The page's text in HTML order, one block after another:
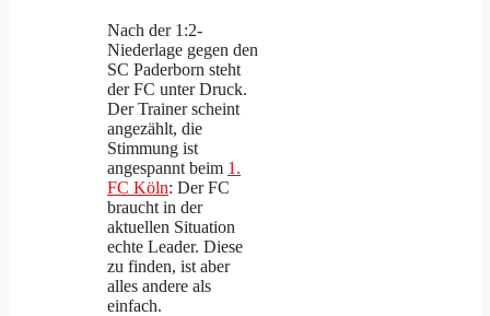
Nach der 1:2-
Niederlage gegen den
SC Paderborn steht
der FC unter Druck.
Der Trainer scheint
angezählt, die
Stimmung ist
angespannt beim 1.
FC Köln: Der FC
braucht in der
aktuellen Situation
echte Leader. Diese
zu finden, ist aber
alles andere als
einfach.